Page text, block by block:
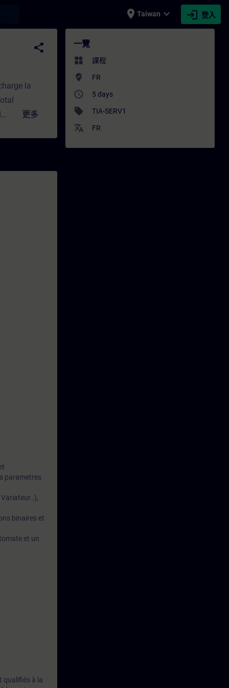
place Taiwan expand_more login 登入
發展 | SITRAIN
share
la
:
et
更多
parametres
binaires et
et un
qualifiés à la
一覽
widgets 課程
where_to_vote FR
access_time 5 days
sell TIA-SERV1
translate FR